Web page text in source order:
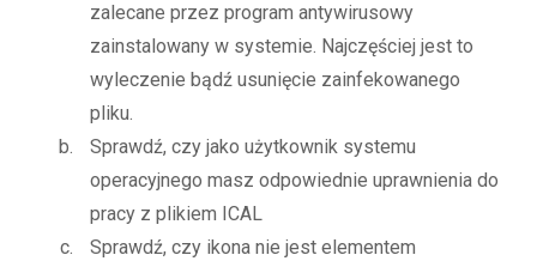
zalecane przez program antywirusowy
zainstalowany w systemie. Najczęściej jest to
wyleczenie bądź usunięcie zainfekowanego
pliku.
Sprawdź, czy jako użytkownik systemu
operacyjnego masz odpowiednie uprawnienia do
pracy z plikiem ICAL
Sprawdź, czy ikona nie jest elementem